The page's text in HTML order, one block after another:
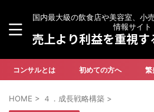
国内最大級の飲食店や美容室、小
情報サイト
売上より利益を重視
コンサルとは 初めての方へ 繁
HOME > ４．成長戦略構築 >